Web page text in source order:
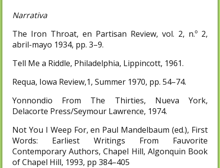
Narrativa
The Iron Throat, en Partisan Review, vol. 2, n.º 2,
abril-mayo 1934, pp. 3–9.
Tell Me a Riddle, Philadelphia, Lippincott, 1961.
Requa, Iowa Review,1, Summer 1970, pp. 54–74.
Yonnondio From The Thirties, Nueva York,
Delacorte Press/Seymour Lawrence, 1974.
Not You I Weep For, en Paul Mandelbaum (ed.), First
Words: Earliest Writings From Fauvorite
Contemporary Authors, Chapel Hill, Algonquin Book
of Chapel Hill, 1993, pp 384–405